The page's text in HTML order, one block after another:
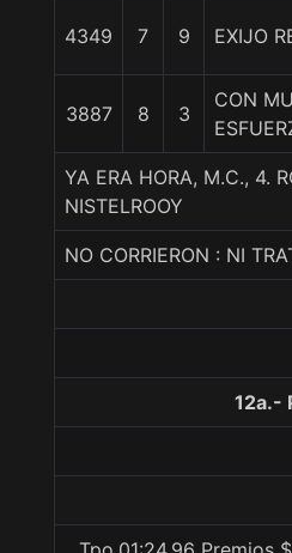
4349 7 9 EXIJO
3887 8 3
CON
YA ERA HORA, M.C., 4.
NISTELROOY
NO CORRIERON : NI
12a.-